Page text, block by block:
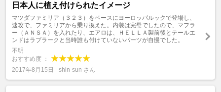
日本人に植え付けられたイメージ
マツダファミリア（３２３）をベースにヨーロッパルックで登場し、
速攻で、ファミリアから乗り換えた。内装は完璧でしたので、マフラ
ー（ＡＮＳＡ）を入れたり、エアロは、ＨＥＬＬＡ製前後とテールエ
ンドはラブラークと当時誰も付けていないパーツが自慢でした。
不明
おすすめ度 ：
2017年8月15日 - shin-sun さん